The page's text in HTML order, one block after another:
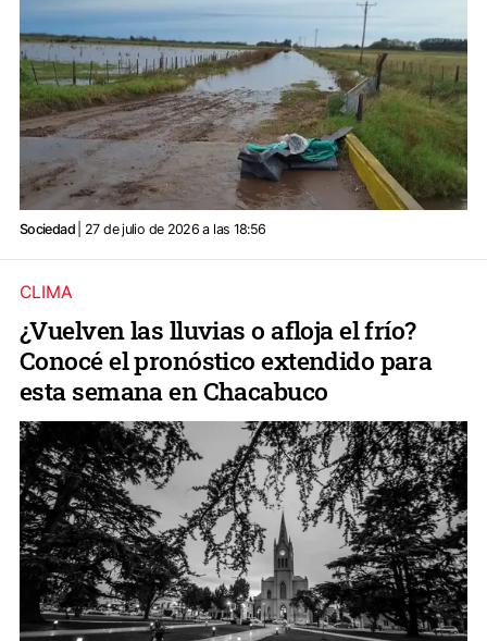
Sociedad | 27 de julio de 2026 a las 18:56
CLIMA
¿Vuelven las lluvias o afloja el frío?
Conocé el pronóstico extendido para
esta semana en Chacabuco